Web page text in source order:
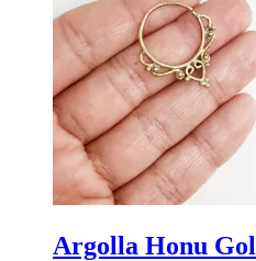
Argolla Honu